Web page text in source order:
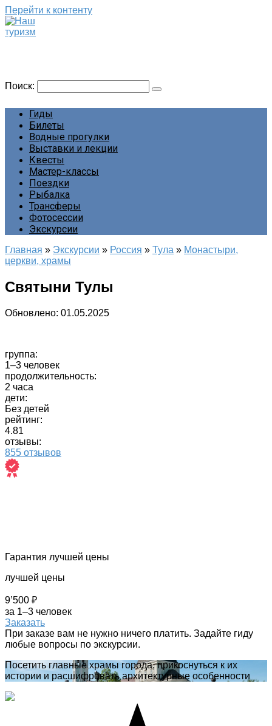
Перейти к контенту
Поиск:
Гиды
Билеты
Водные прогулки
Выставки и лекции
Квесты
Мастер-классы
Поездки
Рыбалка
Трансферы
Фотосессии
Экскурсии
Главная » Экскурсии » Россия » Тула » Монастыри,
церкви, храмы
Святыни Тулы
Обновлено: 01.05.2025
группа:
1–3 человек
продолжительность:
2 часа
дети:
Без детей
рейтинг:
4.81
отзывы:
855 отзывов
Гарантия лучшей цены
лучшей цены
9’500 ₽
за 1–3 человек
Заказать
При заказе вам не нужно ничего платить. Задайте гиду
любые вопросы по экскурсии.
Посетить главные храмы города, прикоснуться к их
истории и расшифровать архитектурные особенности